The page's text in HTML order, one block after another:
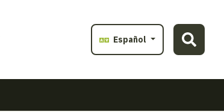
Español